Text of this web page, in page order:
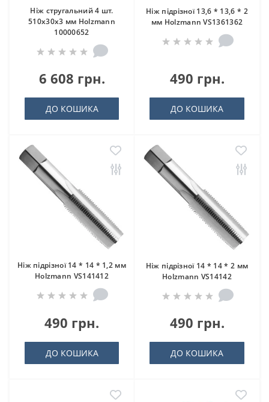
Ніж стругальний 4 шт.
510x30x3 мм Holzmann
10000652
6 608 грн.
ДО КОШИКА
Ніж підрізної 13,6 * 13,6 * 2
мм Holzmann VS1361362
490 грн.
ДО КОШИКА
Ніж підрізної 14 * 14 * 1,2 мм
Holzmann VS141412
490 грн.
ДО КОШИКА
Ніж підрізної 14 * 14 * 2 мм
Holzmann VS14142
490 грн.
ДО КОШИКА